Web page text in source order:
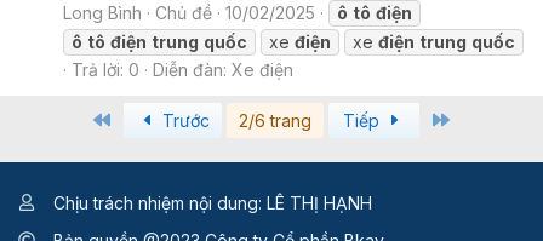
Long Bình Chủ đề 10/02/2025 ô tô điện
ô tô điện trung quốc xe điện xe điện trung quốc
Trả lời: 0
Diễn đàn: Xe điện
Trước 2/6 trang Tiếp
Chịu trách nhiệm nội dung: LÊ THỊ HẠNH